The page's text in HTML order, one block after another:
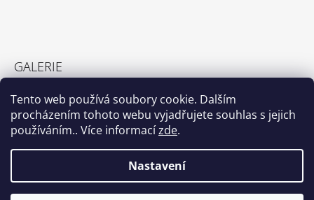
Tento web používá soubory cookie. Dalším
procházením tohoto webu vyjadřujete souhlas s jejich
používáním.. Více informacízde.
Nastavení
GALERIE
23.2.2022